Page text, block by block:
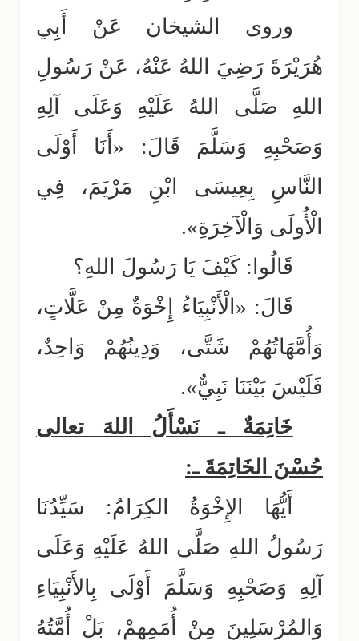
وروى الشيخان عَنْ أَبِي
هُرَيْرَةَ رَضِيَ اللهُ عَنْهُ، عَنْ رَسُولِ
اللهِ صَلَّى اللهُ عَلَيْهِ وَعَلَى آلِهِ
وَصَحْبِهِ وَسَلَّمَ قَالَ: «أَنَا أَوْلَى
النَّاسِ بِعِيسَى ابْنِ مَرْيَمَ، فِي
الْأُولَى وَالْآخِرَةِ».
قَالُوا: كَيْفَ يَا رَسُولَ اللهِ؟
قَالَ: «الْأَنْبِيَاءُ إِخْوَةٌ مِنْ عَلَّاتٍ،
وَأُمَّهَاتُهُمْ شَتَّى، وَدِينُهُمْ وَاحِدٌ،
فَلَيْسَ بَيْنَنَا نَبِيٌّ».
خَاتِمَةٌ ـ نَسْأَلُ اللهَ تعالى
حُسْنَ الخَاتِمَةَ ـ:
أَيُّهَا الإِخْوَةُ الكِرَامُ: سَيِّدُنَا
رَسُولُ اللهِ صَلَّى اللهُ عَلَيْهِ وَعَلَى
آلِهِ وَصَحْبِهِ وَسَلَّمَ أَوْلَى بِالأَنْبِيَاءِ
وَالمُرْسَلِينَ مِنْ أُمَمِهِمْ، بَلْ أُمَّتُهُ